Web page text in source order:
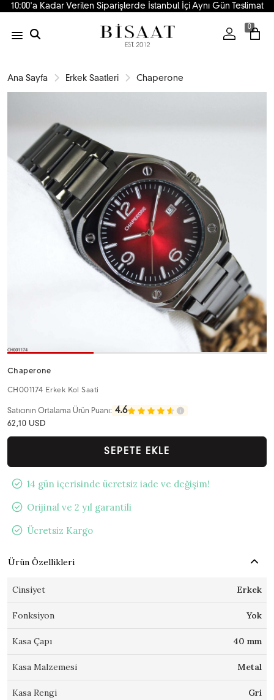
10:00'a Kadar Verilen Siparişlerde İstanbul İçi Aynı Gün Teslimat
0
Ana Sayfa Erkek Saatleri Chaperone
Chaperone
CH001174 Erkek Kol Saati
Satıcının Ortalama Ürün Puanı: 4.6
62,10 USD
SEPETE EKLE
14 gün içerisinde ücretsiz iade ve değişim!
Orijinal ve 2 yıl garantili
Ücretsiz Kargo
Ürün Özellikleri
Cinsiyet Erkek
Fonksiyon Yok
Kasa Çapı 40 mm
Kasa Malzemesi Metal
Kasa Rengi Gri